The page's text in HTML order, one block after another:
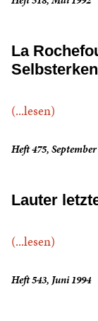
La
(...lesen)
Heft 475,
Lauter
(...lesen)
Heft 543, Juni 1994